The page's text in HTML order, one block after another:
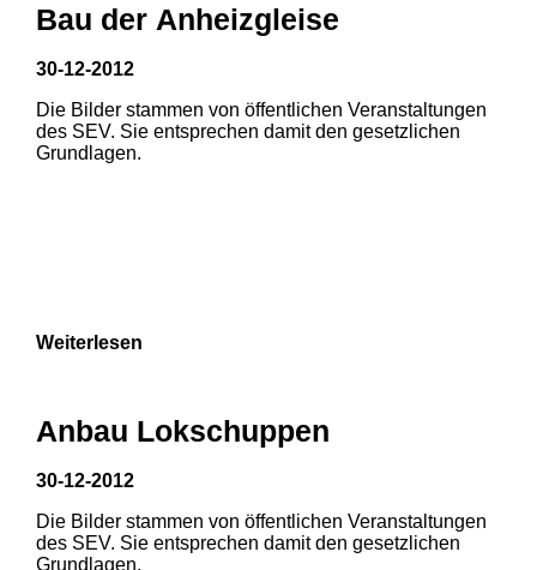
1 2
1 2
Bau der Anheizgleise
30-12-2012
Die Bilder stammen von öffentlichen Veranstaltungen
des SEV. Sie entsprechen damit den gesetzlichen
Grundlagen.
Weiterlesen
Anbau Lokschuppen
30-12-2012
Die Bilder stammen von öffentlichen Veranstaltungen
des SEV. Sie entsprechen damit den gesetzlichen
Grundlagen.